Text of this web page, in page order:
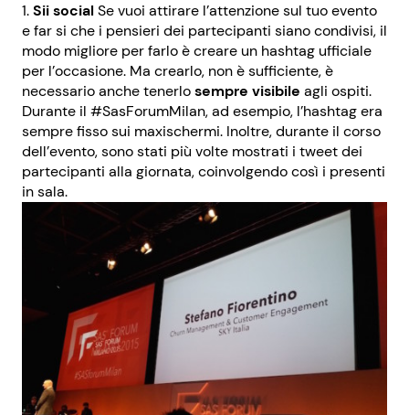
Sii socialSe vuoi attirare l’attenzione sul tuo evento
e far si che i pensieri dei partecipanti siano condivisi, il
modo migliore per farlo è creare un hashtag ufficiale
per l’occasione. Ma crearlo, non è sufficiente, è
necessario anche tenerlosempre visibile agli ospiti.
Durante il #SasForumMilan, ad esempio, l’hashtag era
sempre fisso sui maxischermi. Inoltre, durante il corso
dell’evento, sono stati più volte mostrati i tweet dei
partecipanti alla giornata, coinvolgendo così i presenti
in sala.